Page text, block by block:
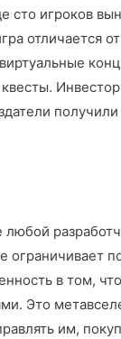
сто игроков
отличается
любой
ограничивает
в том,
Это
им,